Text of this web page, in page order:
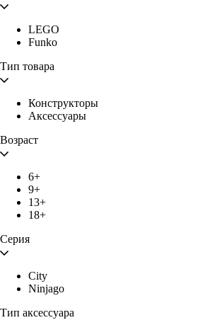
LEGO
Funko
Тип товара
Конструкторы
Аксессуары
Возраст
6+
9+
13+
18+
Серия
City
Ninjago
Тип аксессуара